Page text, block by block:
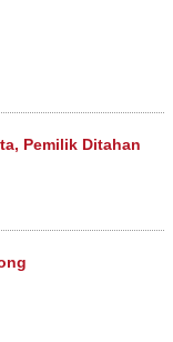
Pemilik Ditahan